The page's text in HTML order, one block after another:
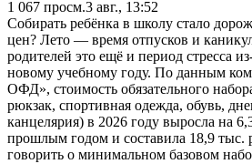
1 067 просм.3 авг., 13:52
Собирать ребёнка в школу стало
цен? Лето — время отпусков и
родителей это ещё и период стресса
новому учебному году. По данным
ОФД», стоимость обязательного
рюкзак, спортивная одежда, обувь,
канцелярия) в 2026 году выросла на
прошлым годом и составила 18,9 тыс.
говорить о минимальном базовом